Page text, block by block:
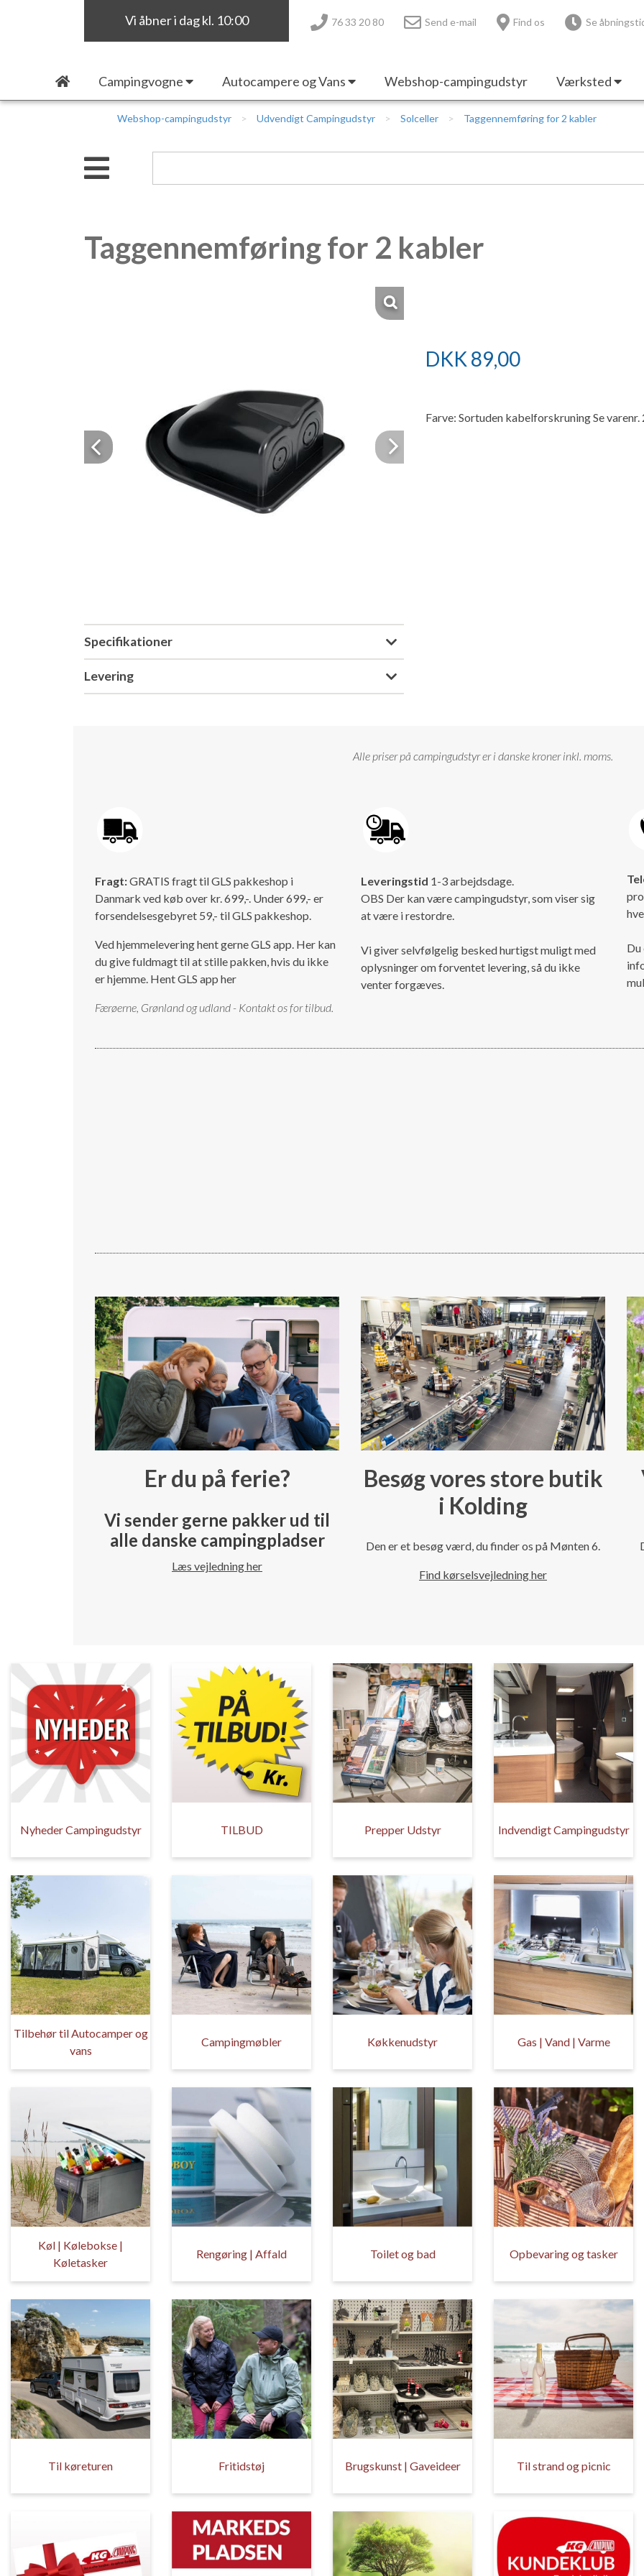
Vi åbner i dag kl. 10:00 76 33 20 80 Send e-mail Find os Se
Campingvogne Autocampere og Vans Webshop-campingudstyr Værksted
Webshop-campingudstyr Udvendigt Campingudstyr Solceller Taggennemføring for 2 kabler
Taggennemføring for 2 kabler
Previous Next
Specifikationer
Levering
DKK 89,00
Farve: Sortuden kabelforskruning Se
Alle priser på campingudstyr er i danske kroner inkl. moms.
Fragt:GRATIS fragt til GLS pakkeshop i
Danmark ved køb over kr. 699,-. Under 699,- er
forsendelsesgebyret 59,- til GLS pakkeshop.
Ved hjemmelevering hent gerne GLS app. Her kan
du give fuldmagt til at stille pakken, hvis du ikke
er hjemme. Hent GLS app her
Færøerne, Grønland og udland - Kontakt os for tilbud.
Leveringstid 1-3 arbejdsdage.
OBS Der kan være campingudstyr, som viser sig
at være i restordre.
Vi giver selvfølgelig besked hurtigst muligt med
oplysninger om forventet levering, så du ikke
venter forgæves.
Du
Er du på ferie?
Vi sender gerne pakker ud til
alle danske campingpladser
Læs vejledning her
Besøg vores store butik
i Kolding
Den er et besøg værd, du finder os på Mønten 6.
Find kørselsvejledning her
Nyheder Campingudstyr TILBUD Prepper Udstyr Indvendigt Campingudstyr
Tilbehør til Autocamper og
vans
Campingmøbler Køkkenudstyr Gas | Vand | Varme
Køl | Kølebokse |
Køletasker
Rengøring | Affald Toilet og bad Opbevaring og tasker
Til køreturen Fritidstøj Brugskunst | Gaveideer Til strand og picnic